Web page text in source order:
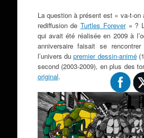
La question à présent est « va-t-on
rediffusion deTurtles Forever» ?
qui avait été réalisée en 2009 à
anniversaire faisait se
l’univers dupremier dessin-animé
second (2003-2009), en plus des
original.